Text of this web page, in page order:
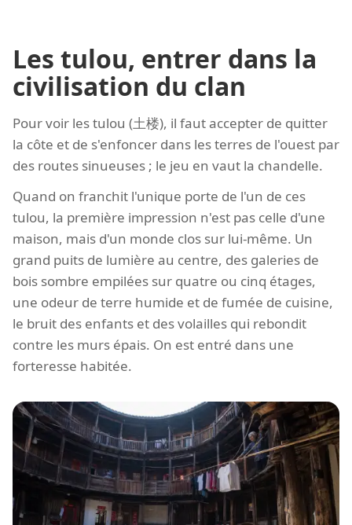
Les tulou, entrer dans la
civilisation du clan
Pour voir les tulou (土楼), il faut accepter de quitter
la côte et de s'enfoncer dans les terres de l'ouest par
des routes sinueuses ; le jeu en vaut la chandelle.
Quand on franchit l'unique porte de l'un de ces
tulou, la première impression n'est pas celle d'une
maison, mais d'un monde clos sur lui-même. Un
grand puits de lumière au centre, des galeries de
bois sombre empilées sur quatre ou cinq étages,
une odeur de terre humide et de fumée de cuisine,
le bruit des enfants et des volailles qui rebondit
contre les murs épais. On est entré dans une
forteresse habitée.